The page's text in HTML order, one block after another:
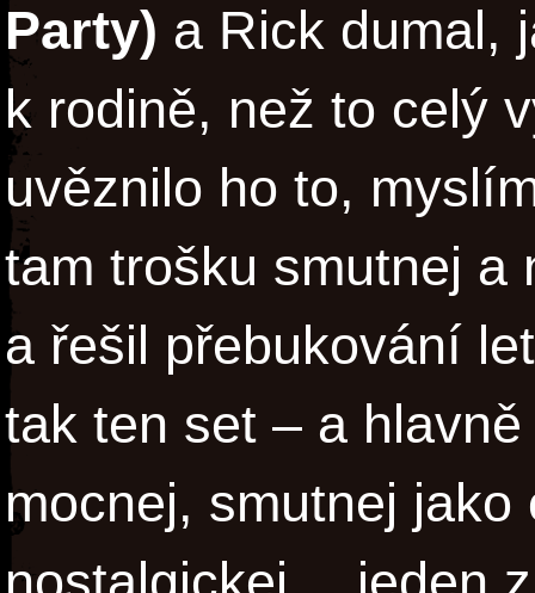
Party) a Rick dumal,
k rodině, než to celý
uvěznilo ho to,
tam trošku smutnej a
a řešil přebukování
tak ten set – a
mocnej, smutnej